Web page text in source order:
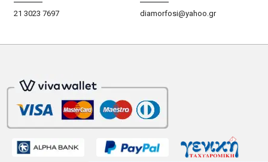
21 3023 7697 diamorfosi@yahoo.gr